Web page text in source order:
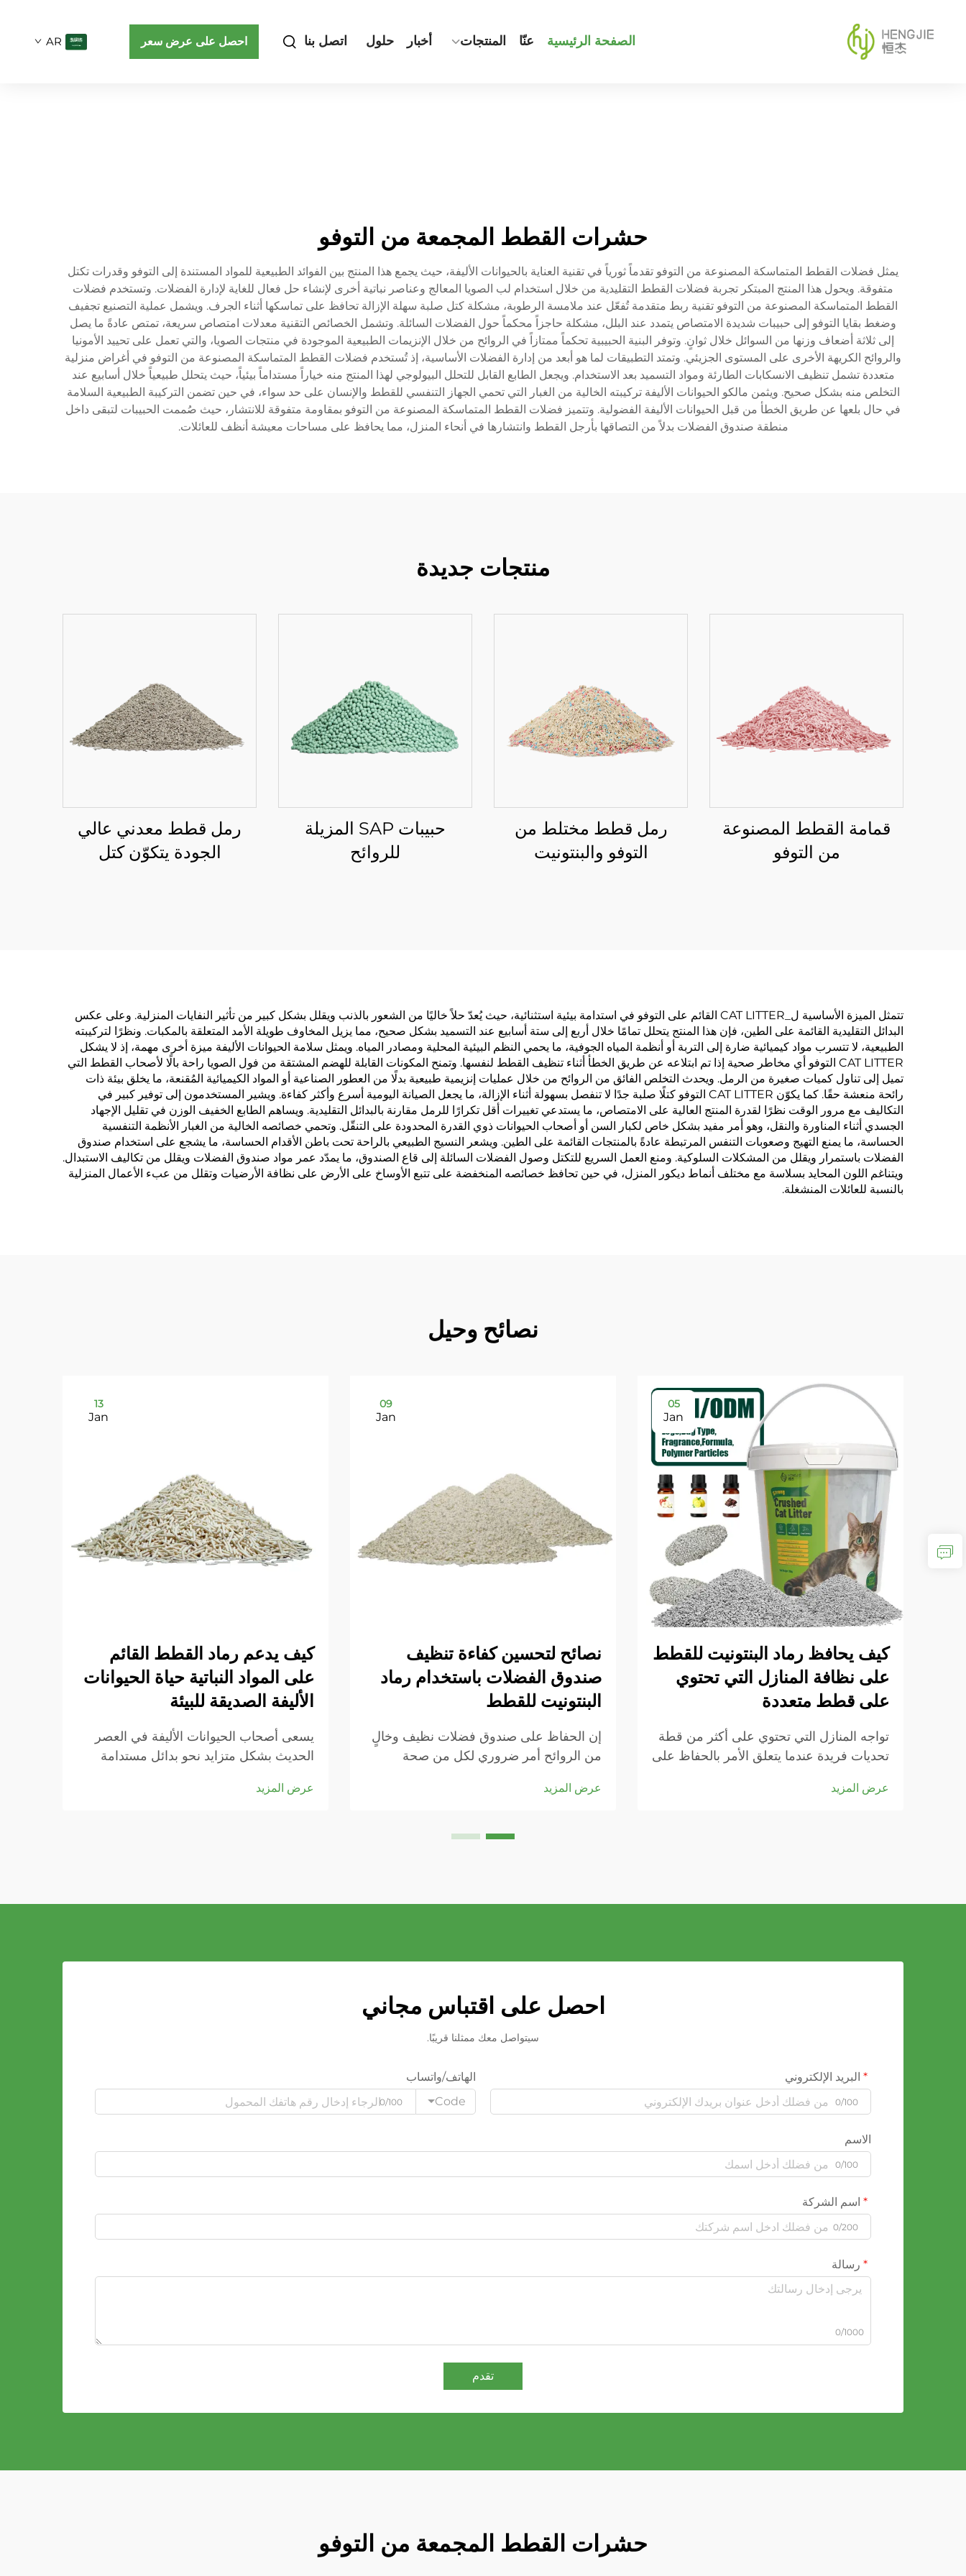
الصفحة الرئيسية عنّا المنتجات أخبار حلول اتصل بنا احصل على عرض سعر AR
حشرات القطط المجمعة من التوفو
يمثل فضلات القطط المتماسكة المصنوعة من التوفو تقدماً ثورياً في تقنية العناية بالحيوانات الأليفة، حيث يجمع هذا المنتج بين الفوائد الطبيعية للمواد المستندة إلى التوفو وقدرات تكتل
متفوقة. ويحول هذا المنتج المبتكر تجربة فضلات القطط التقليدية من خلال استخدام لب الصويا المعالج وعناصر نباتية أخرى لإنشاء حل فعال للغاية لإدارة الفضلات. وتستخدم فضلات
القطط المتماسكة المصنوعة من التوفو تقنية ربط متقدمة تُفعّل عند ملامسة الرطوبة، مشكلة كتل صلبة سهلة الإزالة تحافظ على تماسكها أثناء الجرف. ويشمل عملية التصنيع تجفيف
وضغط بقايا التوفو إلى حبيبات شديدة الامتصاص يتمدد عند البلل، مشكلة حاجزاً محكماً حول الفضلات السائلة. وتشمل الخصائص التقنية معدلات امتصاص سريعة، تمتص عادةً ما يصل
إلى ثلاثة أضعاف وزنها من السوائل خلال ثوانٍ. وتوفر البنية الحبيبية تحكماً ممتازاً في الروائح من خلال الإنزيمات الطبيعية الموجودة في منتجات الصويا، والتي تعمل على تحييد الأمونيا
والروائح الكريهة الأخرى على المستوى الجزيئي. وتمتد التطبيقات لما هو أبعد من إدارة الفضلات الأساسية، إذ تُستخدم فضلات القطط المتماسكة المصنوعة من التوفو في أغراض منزلية
متعددة تشمل تنظيف الانسكابات الطارئة ومواد التسميد بعد الاستخدام. ويجعل الطابع القابل للتحلل البيولوجي لهذا المنتج منه خياراً مستداماً بيئياً، حيث يتحلل طبيعياً خلال أسابيع عند
التخلص منه بشكل صحيح. ويثمن مالكو الحيوانات الأليفة تركيبته الخالية من الغبار التي تحمي الجهاز التنفسي للقطط والإنسان على حد سواء، في حين تضمن التركيبة الطبيعية السلامة
في حال بلعها عن طريق الخطأ من قبل الحيوانات الأليفة الفضولية. وتتميز فضلات القطط المتماسكة المصنوعة من التوفو بمقاومة متفوقة للانتشار، حيث صُممت الحبيبات لتبقى داخل
منطقة صندوق الفضلات بدلاً من التصاقها بأرجل القطط وانتشارها في أنحاء المنزل، مما يحافظ على مساحات معيشة أنظف للعائلات.
منتجات جديدة
قمامة القطط المصنوعة
من التوفو
رمل قطط مختلط من
التوفو والبنتونيت
حبيبات SAP المزيلة
للروائح
رمل قطط معدني عالي
الجودة يتكوّن كتل
تتمثل الميزة الأساسية ل_CAT LITTER القائم على التوفو في استدامة بيئية استثنائية، حيث يُعدّ حلاً خاليًا من الشعور بالذنب ويقلل بشكل كبير من تأثير النفايات المنزلية. وعلى عكس
البدائل التقليدية القائمة على الطين، فإن هذا المنتج يتحلل تمامًا خلال أربع إلى ستة أسابيع عند التسميد بشكل صحيح، مما يزيل المخاوف طويلة الأمد المتعلقة بالمكبات. ونظرًا لتركيبته
الطبيعية، لا تتسرب مواد كيميائية ضارة إلى التربة أو أنظمة المياه الجوفية، ما يحمي النظم البيئية المحلية ومصادر المياه. ويمثل سلامة الحيوانات الأليفة ميزة أخرى مهمة، إذ لا يشكل
CAT LITTER التوفو أي مخاطر صحية إذا تم ابتلاعه عن طريق الخطأ أثناء تنظيف القطط لنفسها. وتمنح المكونات القابلة للهضم المشتقة من فول الصويا راحة بالًا لأصحاب القطط التي
تميل إلى تناول كميات صغيرة من الرمل. ويحدث التخلص الفائق من الروائح من خلال عمليات إنزيمية طبيعية بدلًا من العطور الصناعية أو المواد الكيميائية المُقنعة، ما يخلق بيئة ذات
رائحة منعشة حقًا. كما يكوّن CAT LITTER التوفو كتلًا صلبة جدًا لا تنفصل بسهولة أثناء الإزالة، ما يجعل الصيانة اليومية أسرع وأكثر كفاءة. ويشير المستخدمون إلى توفير كبير في
التكاليف مع مرور الوقت نظرًا لقدرة المنتج العالية على الامتصاص، ما يستدعي تغييرات أقل تكرارًا للرمل مقارنة بالبدائل التقليدية. ويساهم الطابع الخفيف الوزن في تقليل الإجهاد
الجسدي أثناء المناورة والنقل، وهو أمر مفيد بشكل خاص لكبار السن أو أصحاب الحيوانات ذوي القدرة المحدودة على التنقّل. وتحمي خصائصه الخالية من الغبار الأنظمة التنفسية
الحساسة، ما يمنع التهيج وصعوبات التنفس المرتبطة عادةً بالمنتجات القائمة على الطين. ويشعر النسيج الطبيعي بالراحة تحت باطن الأقدام الحساسة، ما يشجع على استخدام صندوق
الفضلات باستمرار ويقلل من المشكلات السلوكية. ومنع العمل السريع للتكتل وصول الفضلات السائلة إلى قاع الصندوق، ما يمدّد عمر مواد صندوق الفضلات ويقلل من تكاليف الاستبدال.
ويتناغم اللون المحايد بسلاسة مع مختلف أنماط ديكور المنزل، في حين تحافظ خصائصه المنخفضة على تتبع الأوساخ على الأرض على نظافة الأرضيات وتقلل من عبء الأعمال المنزلية
بالنسبة للعائلات المنشغلة.
نصائح وحيل
05
Jan
كيف يحافظ رماد البنتونيت للقطط
على نظافة المنازل التي تحتوي
على قطط متعددة
تواجه المنازل التي تحتوي على أكثر من قطة
تحديات فريدة عندما يتعلق الأمر بالحفاظ على
في جميع أنحاء المنزل. تكمن المفتاح للنجاح
عرض المزيد
09
Jan
نصائح لتحسين كفاءة تنظيف
صندوق الفضلات باستخدام رماد
البنتونيت للقطط
إن الحفاظ على صندوق فضلات نظيف وخالٍ
من الروائح أمر ضروري لكل من صحة
الحديثون بشكل متزايد إلى رماد البنتونيت
وسهولة في الصيانة. هذا المعدن الطبيعي...
عرض المزيد
13
Jan
كيف يدعم رماد القطط القائم
على المواد النباتية حياة الحيوانات
الأليفة الصديقة للبيئة
يسعى أصحاب الحيوانات الأليفة في العصر
الحديث بشكل متزايد نحو بدائل مستدامة
الوقت نفسه على صحة وراحة قططهم
عرض المزيد
احصل على اقتباس مجاني
سيتواصل معك ممثلنا قريبًا.
البريد الإلكتروني
0/100
الهاتف/واتساب
Code
0/100
الاسم
0/100
اسم الشركة
0/200
رسالة
0/1000
تقدم
حشرات القطط المجمعة من التوفو